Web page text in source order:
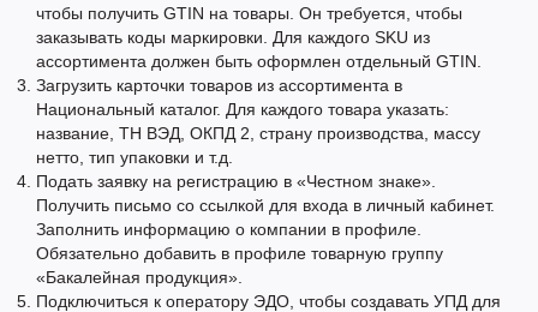
чтобы получить GTIN на товары. Он требуется, чтобы
заказывать коды маркировки. Для каждого SKU из
ассортимента должен быть оформлен отдельный GTIN.
Загрузить карточки товаров из ассортимента в
Национальный каталог. Для каждого товара указать:
название, ТН ВЭД, ОКПД 2, страну производства, массу
нетто, тип упаковки и т.д.
Подать заявку на регистрацию в «Честном знаке».
Получить письмо со ссылкой для входа в личный кабинет.
Заполнить информацию о компании в профиле.
Обязательно добавить в профиле товарную группу
«Бакалейная продукция».
Подключиться к оператору ЭДО, чтобы создавать УПД для